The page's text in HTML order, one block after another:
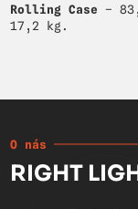
Rolling Case –
17,2 kg.
O nás
RIGHT